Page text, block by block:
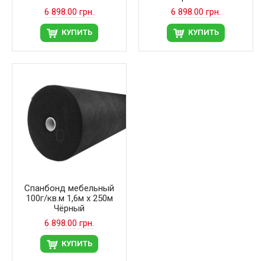
6 898.00 грн.
КУПИТЬ
6 898.00 грн.
КУПИТЬ
Спанбонд мебельный
100г/кв.м 1,6м х 250м
Чёрный
6 898.00 грн.
КУПИТЬ